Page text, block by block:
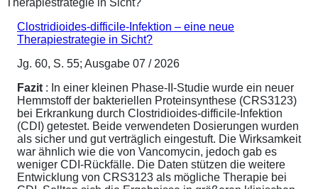
Clostridioides-difficile-Infektion – eine neue
Therapiestrategie in Sicht?
Jg. 60, S. 55; Ausgabe 07 / 2026
Fazit : In einer kleinen Phase-II-Studie wurde ein neuer
Hemmstoff der bakteriellen Proteinsynthese (CRS3123)
bei Erkrankung durch Clostridioides-difficile-Infektion
(CDI) getestet. Beide verwendeten Dosierungen wurden
als sicher und gut verträglich eingestuft. Die Wirksamkeit
war ähnlich wie die von Vancomycin, jedoch gab es
weniger CDI-Rückfälle. Die Daten stützen die weitere
Entwicklung von CRS3123 als mögliche Therapie bei